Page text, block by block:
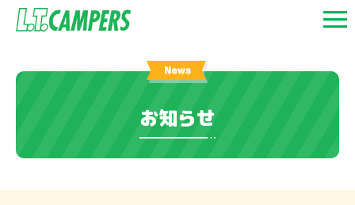
お知らせ